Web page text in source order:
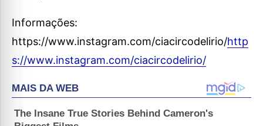
Informações:
https://www.instagram.com/ciacircodelirio/http
s://www.instagram.com/ciacircodelirio/